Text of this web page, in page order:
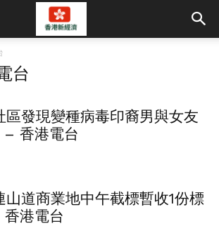
台
區發現變種病毒印裔男與女友
香港電台
山道商業地中午截標暫收1份標
港電台